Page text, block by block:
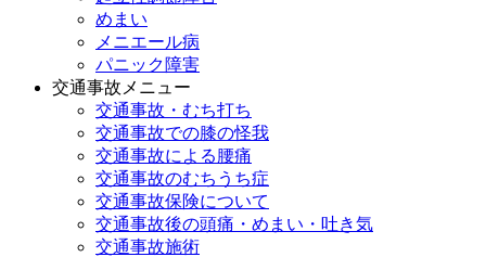
めまい
メニエール病
パニック障害
交通事故メニュー
交通事故・むち打ち
交通事故での膝の怪我
交通事故による腰痛
交通事故のむちうち症
交通事故保険について
交通事故後の頭痛・めまい・吐き気
交通事故施術